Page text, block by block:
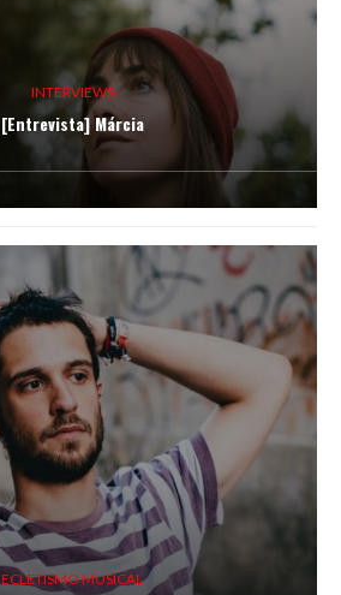
INTERVIEWS
[Entrevista] Márcia
ECLETISMO MUSICAL